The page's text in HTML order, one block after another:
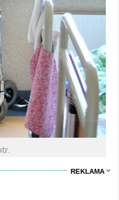
REKLAMA